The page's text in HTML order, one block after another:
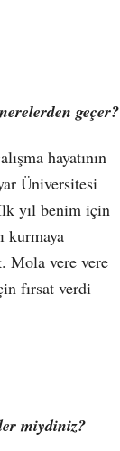
geçer?
hayatının
Üniversitesi
yıl benim için
kurmaya
Mola vere vere
fırsat verdi
miydiniz?